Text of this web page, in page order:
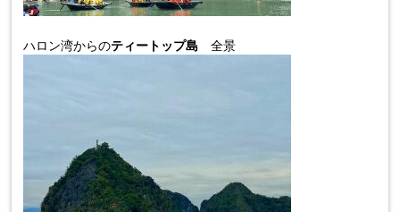
ハロン湾からのティートップ島全景